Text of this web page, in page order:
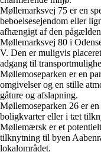
Møllemarksvej 75 er en
beboelsesejendom eller
afhængigt af den
Møllemarksvej 80 i
V. Den er muligvis
adgang til
Møllemoseparken er en
omgivelser og en stille
gåture og afslapning.
Møllemoseparken 26 er
boligkvarter eller i tæt
Møllemærsk er et
tilknytning til byen
lokalområdet.